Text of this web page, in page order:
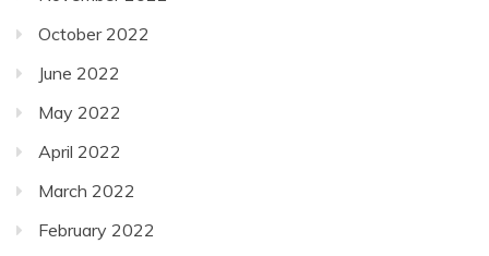
October 2022
June 2022
May 2022
April 2022
March 2022
February 2022